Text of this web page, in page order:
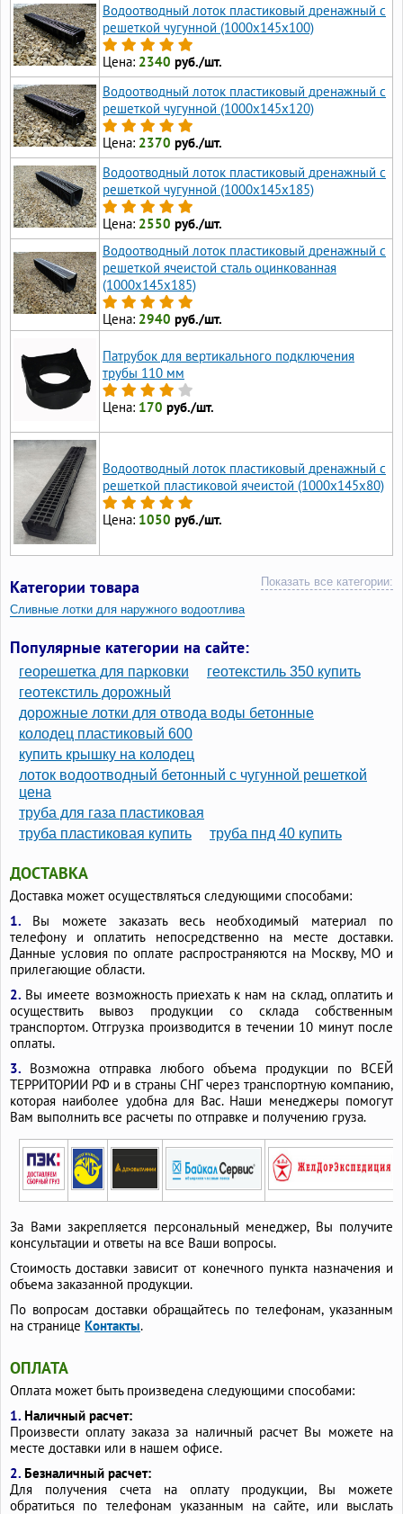
Водоотводный лоток пластиковый дренажный с
решеткой чугунной (1000x145x100)
Цена: 2340 руб./шт.
Водоотводный лоток пластиковый дренажный с
решеткой чугунной (1000x145x120)
Цена: 2370 руб./шт.
Водоотводный лоток пластиковый дренажный с
решеткой чугунной (1000x145x185)
Цена: 2550 руб./шт.
Водоотводный лоток пластиковый дренажный с
решеткой ячеистой сталь оцинкованная
(1000x145x185)
Цена: 2940 руб./шт.
Патрубок для вертикального подключения
трубы 110 мм
Цена: 170 руб./шт.
Водоотводный лоток пластиковый дренажный с
решеткой пластиковой ячеистой (1000x145x80)
Цена: 1050 руб./шт.
Категории товара Показать все категории:
Сливные лотки для наружного водоотлива
Лотки для канавы пластиковые
Лотки водоотводные пластиковые с чугунной решеткой
Лотки водоотводные пластиковые с решеткой гидролика
Дренажные короба
Популярные категории на сайте:
георешетка для парковки
геотекстиль 350 купить
геотекстиль дорожный
дорожные лотки для отвода воды бетонные
колодец пластиковый 600
купить крышку на колодец
лоток водоотводный бетонный с чугунной решеткой
цена
труба для газа пластиковая
труба пластиковая купить
труба пнд 40 купить
ДОСТАВКА
Доставка может осуществляться следующими способами:
1. Вы можете заказать весь необходимый материал по
телефону и оплатить непосредственно на месте доставки.
Данные условия по оплате распространяются на Москву, МО и
прилегающие области.
2. Вы имеете возможность приехать к нам на склад, оплатить и
осуществить вывоз продукции со склада собственным
транспортом. Отгрузка производится в течении 10 минут после
оплаты.
3. Возможна отправка любого объема продукции по ВСЕЙ
ТЕРРИТОРИИ РФ и в страны СНГ через транспортную компанию,
которая наиболее удобна для Вас. Наши менеджеры помогут
Вам выполнить все расчеты по отправке и получению груза.
За Вами закрепляется персональный менеджер, Вы получите
консультации и ответы на все Ваши вопросы.
Стоимость доставки зависит от конечного пункта назначения и
объема заказанной продукции.
По вопросам доставки обращайтесь по телефонам, указанным
на странице Контакты.
ОПЛАТА
Оплата может быть произведена следующими способами:
1. Наличный расчет:
Произвести оплату заказа за наличный расчет Вы можете на
месте доставки или в нашем офисе.
2. Безналичный расчет:
Для получения счета на оплату продукции, Вы можете
обратиться по телефонам указанным на сайте, или выслать